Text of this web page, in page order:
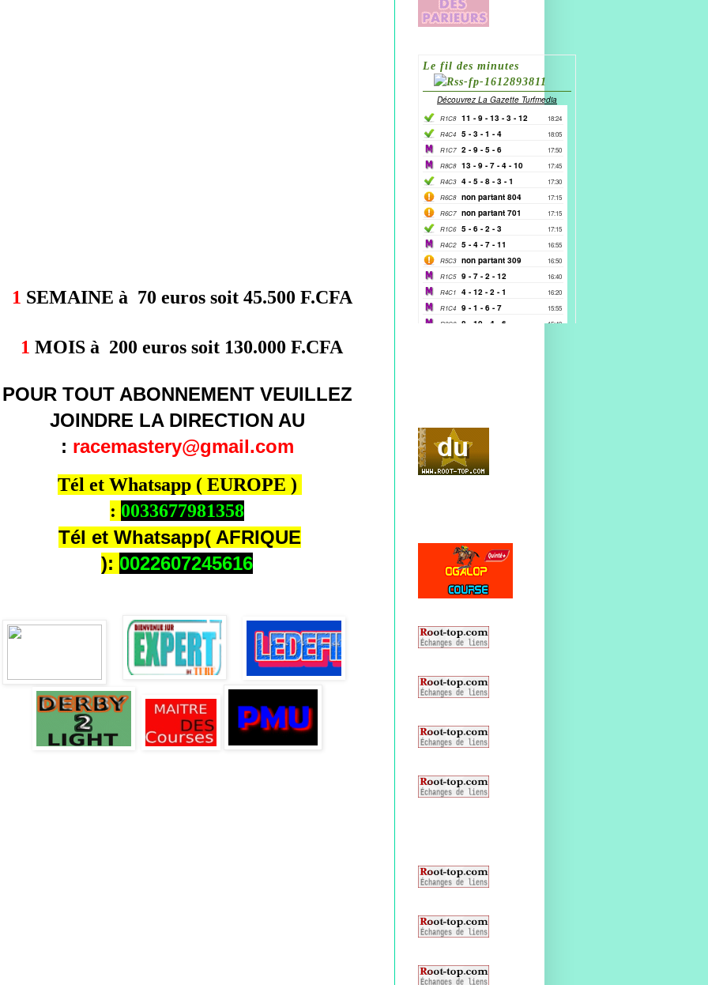
1 SEMAINE à 70 euros soit 45.500 F.CFA
1 MOIS à 200 euros soit 130.000 F.CFA
POUR TOUT ABONNEMENT VEUILLEZ
JOINDRE LA DIRECTION AU
: racemastery@gmail.com
Tél et Whatsapp ( EUROPE )
: 0033677981358
Tél et Whatsapp( AFRIQUE
): 0022607245616